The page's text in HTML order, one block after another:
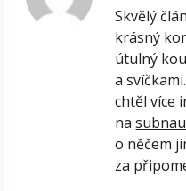
Skvělý
krásný
útulný
a
chtěl více
na
o něčem
za